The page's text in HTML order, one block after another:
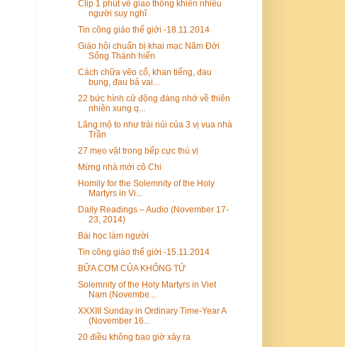
Clip 1 phút về giao thông khiến nhiều
người suy nghĩ
Tin công giáo thế giới -18.11.2014
Giáo hội chuẩn bị khai mạc Năm Đời
Sống Thánh hiến
Cách chữa vẽo cổ, khan tiếng, đau
bụng, đau bả vai...
22 bức hình cử động đáng nhớ về thiên
nhiên xung q...
Lăng mộ to như trái núi của 3 vị vua nhà
Trần
27 mẹo vặt trong bếp cực thú vị
Mừng nhà mới cô Chi
Homily for the Solemnity of the Holy
Martyrs in Vi...
Daily Readings – Audio (November 17-
23, 2014)
Bài học làm người
Tin công giáo thế giới -15.11.2014
BỮA CƠM CỦA KHỔNG TỬ
Solemnity of the Holy Martyrs in Viet
Nam (Novembe...
XXXIII Sunday in Ordinary Time-Year A
(November 16...
20 điều không bao giờ xảy ra